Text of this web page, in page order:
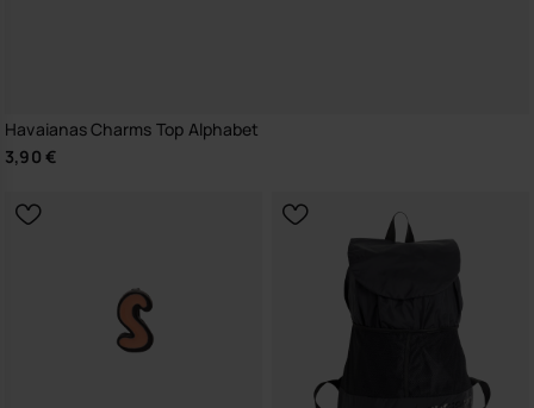
Havaianas Charms Top Alphabet
3,90 €